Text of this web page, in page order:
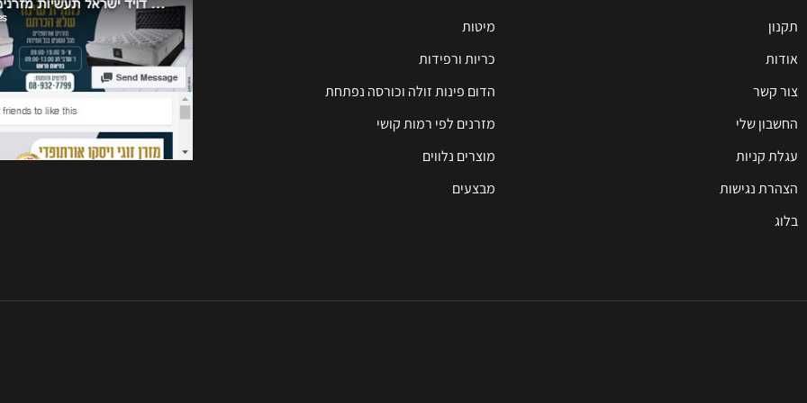
תקנון
אודות
צור קשר
החשבון שלי
עגלת קניות
הצהרת נגישות
בלוג
מיטות
כריות ורפידות
הדום פינות זולה וכורסה נפתחת
מזרנים לפי רמות קושי
מוצרים נלווים
מבצעים